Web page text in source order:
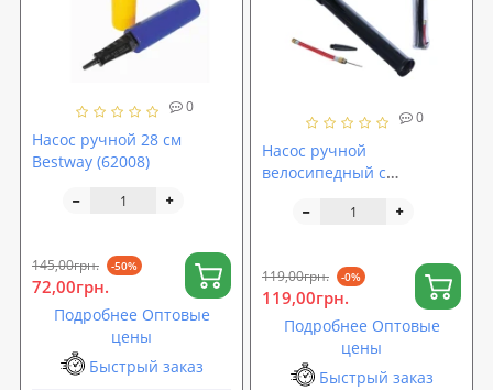
0
Насос ручной 28 см
Bestway (62008)
145,00грн. -50%
72,00грн.
Подробнее Оптовые
цены
Быстрый заказ
0
Насос ручной
велосипедный с
мячей, игрушек,
119,00грн. -0%
119,00грн.
Подробнее Оптовые
цены
Быстрый заказ